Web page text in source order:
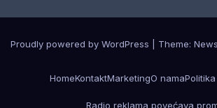
Proudly powered by WordPress Theme:
HomeKontaktMarketingO nama
Radio reklama povećava